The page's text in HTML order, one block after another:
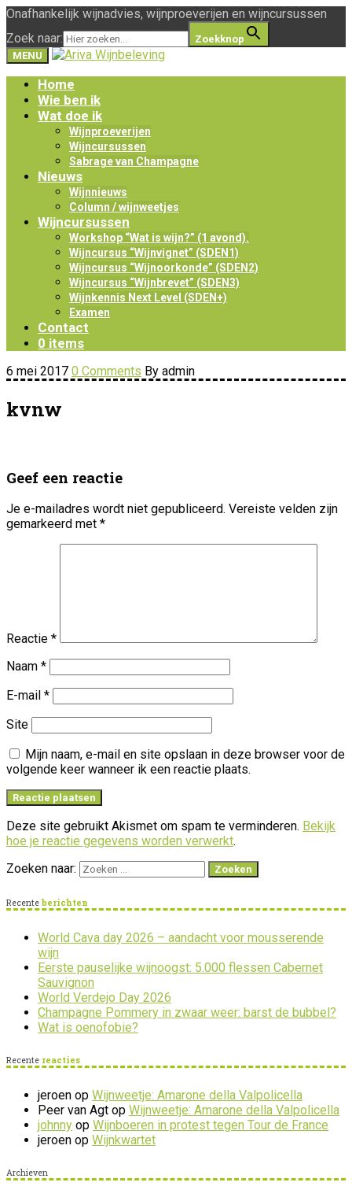
Onafhankelijk wijnadvies, wijnproeverijen en wijncursussen
Zoek naar:
Zoekknop
MENU
Home
Wie ben ik
Wat doe ik
Wijnproeverijen
Wijncursussen
Sabrage van Champagne
Nieuws
Wijnnieuws
Column / wijnweetjes
Wijncursussen
Workshop “Wat is wijn?” (1 avond).
Wijncursus “Wijnvignet” (SDEN1)
Wijncursus “Wijnoorkonde” (SDEN2)
Wijncursus “Wijnbrevet” (SDEN3)
Wijnkennis Next Level (SDEN+)
Examen
Contact
0 items
6 mei 2017 0 Comments By admin
kvnw
Geef een reactie
Je e-mailadres wordt niet gepubliceerd. Vereiste velden zijn
gemarkeerd met *
Reactie *
Naam *
E-mail *
Site
Mijn naam, e-mail en site opslaan in deze browser voor de
volgende keer wanneer ik een reactie plaats.
Deze site gebruikt Akismet om spam te verminderen. Bekijk
hoe je reactie gegevens worden verwerkt.
Zoeken naar:
Recente berichten
World Cava day 2026 – aandacht voor mousserende
wijn
Eerste pauselijke wijnoogst: 5.000 flessen Cabernet
Sauvignon
World Verdejo Day 2026
Champagne Pommery in zwaar weer: barst de bubbel?
Wat is oenofobie?
Recente reacties
jeroen op Wijnweetje: Amarone della Valpolicella
Peer van Agt op Wijnweetje: Amarone della Valpolicella
johnny op Wijnboeren in protest tegen Tour de France
jeroen op Wijnkwartet
Archieven